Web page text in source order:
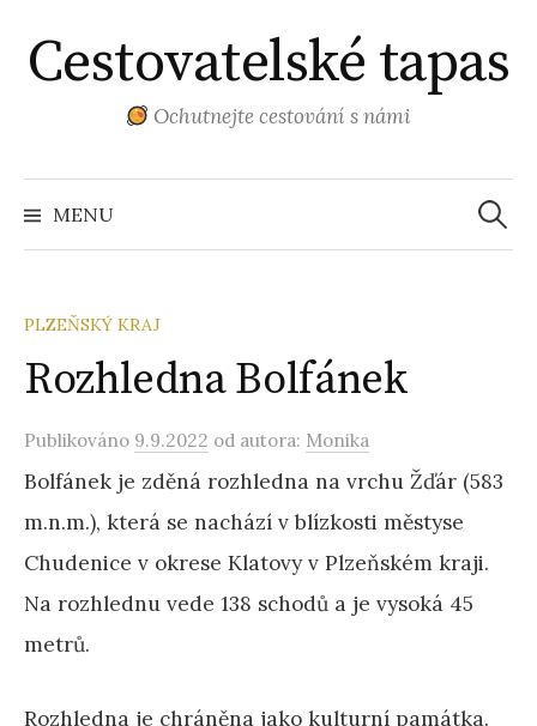
k
obsahu
Cestovatelské tapas
Ochutnejte cestování s námi
MENU
PLZEŇSKÝ KRAJ
Rozhledna Bolfánek
Publikováno 9.9.2022 od autora: Monika
Bolfánek je zděná rozhledna na vrchu Žďár (583
m.n.m.), která se nachází v blízkosti městyse
Chudenice v okrese Klatovy v Plzeňském kraji.
Na rozhlednu vede 138 schodů a je vysoká 45
metrů.
Rozhledna je chráněna jako kulturní památka.